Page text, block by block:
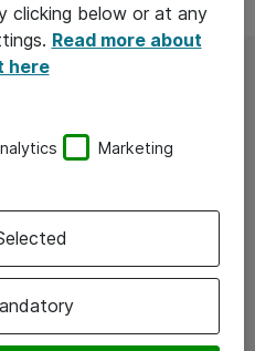
clicking below or at any
Read more about
here
Marketing